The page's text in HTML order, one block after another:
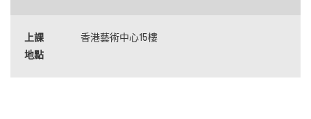
上課
地點
香港藝術中心15樓